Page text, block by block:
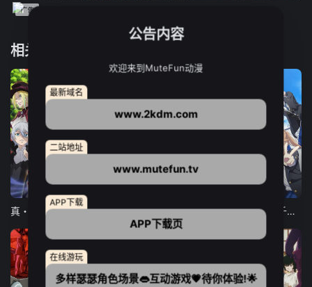
相关推荐
12集全
真・进化果 实不知不觉踏上胜利的人生
12集全
东京猫猫 NEW～♡
13集全
弹珠汽水瓶里的千岁同学
公告内容
欢迎来到MuteFun动漫
最新域名
www.2kdm.com
二站地址
www.mutefun.tv
APP下载
APP下载页
在线游玩
多样瑟瑟角色场景👄互动游戏💗待你体验!🌟